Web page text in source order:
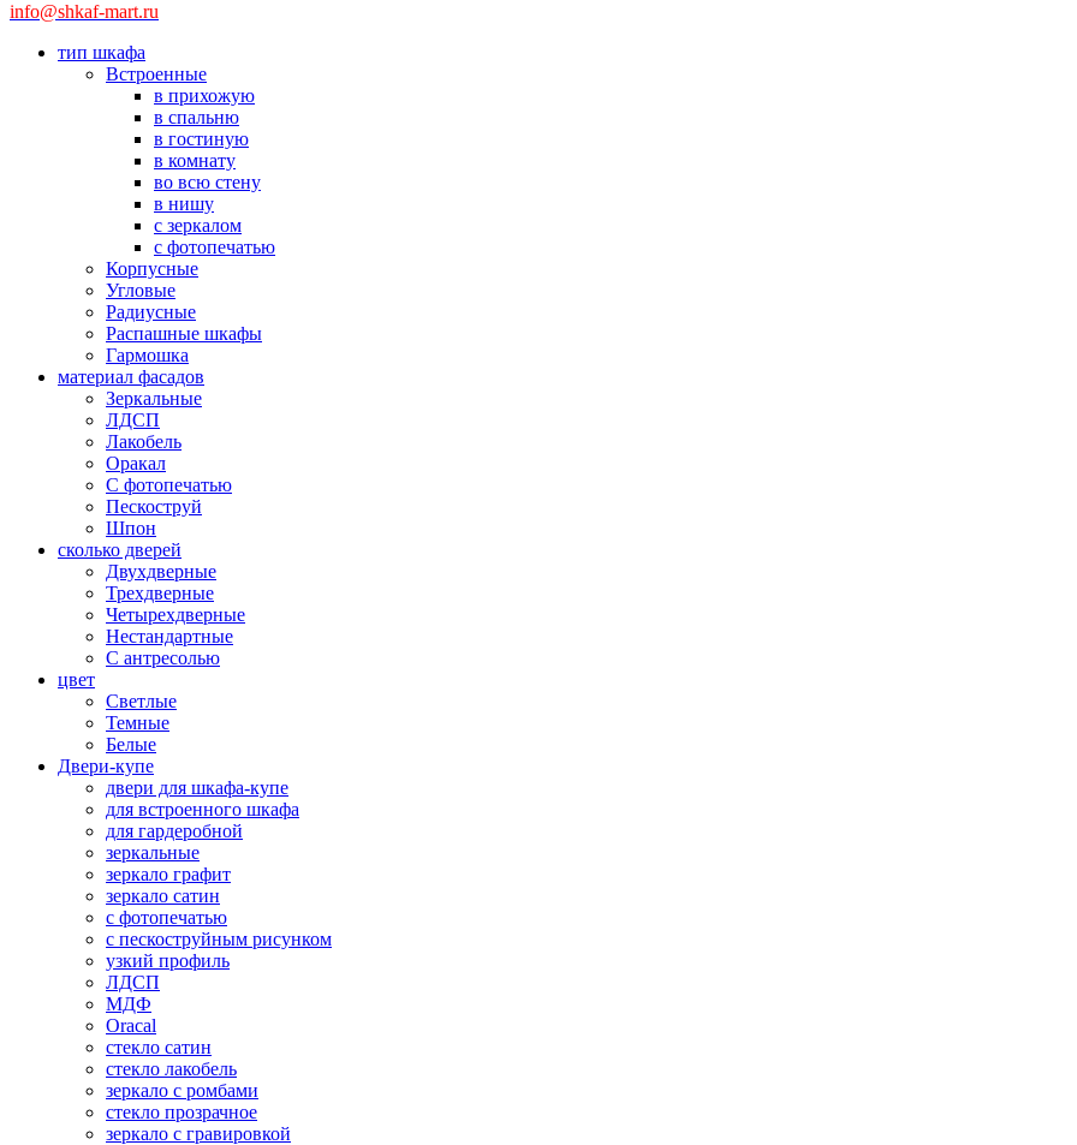
info@shkaf-mart.ru
тип шкафа
Встроенные
в прихожую
в спальню
в гостиную
в комнату
во всю стену
в нишу
с зеркалом
с фотопечатью
Корпусные
Угловые
Радиусные
Распашные шкафы
Гармошка
материал фасадов
Зеркальные
ЛДСП
Лакобель
Оракал
С фотопечатью
Пескоструй
Шпон
сколько дверей
Двухдверные
Трехдверные
Четырехдверные
Нестандартные
С антресолью
цвет
Светлые
Темные
Белые
Двери-купе
двери для шкафа-купе
для встроенного шкафа
для гардеробной
зеркальные
зеркало графит
зеркало сатин
с фотопечатью
с пескоструйным рисунком
узкий профиль
ЛДСП
МДФ
Oracal
стекло сатин
стекло лакобель
зеркало с ромбами
стекло прозрачное
зеркало с гравировкой